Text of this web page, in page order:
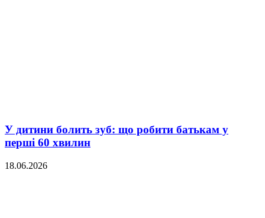
У дитини болить зуб: що робити батькам у
перші 60 хвилин
18.06.2026